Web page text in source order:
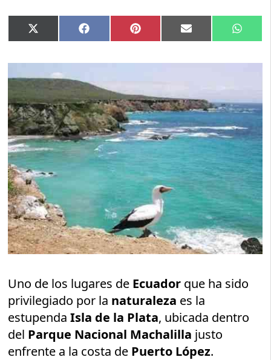
Compartir
en
X
(Twitter)
Compartir
en
Facebook Compartir
en
Pinterest Compartir
en
Email
en
Uno de los lugares de Ecuador que ha sido
privilegiado por la naturaleza es la
estupenda Isla de la Plata, ubicada dentro
del Parque Nacional Machalilla justo
enfrente a la costa de Puerto López.